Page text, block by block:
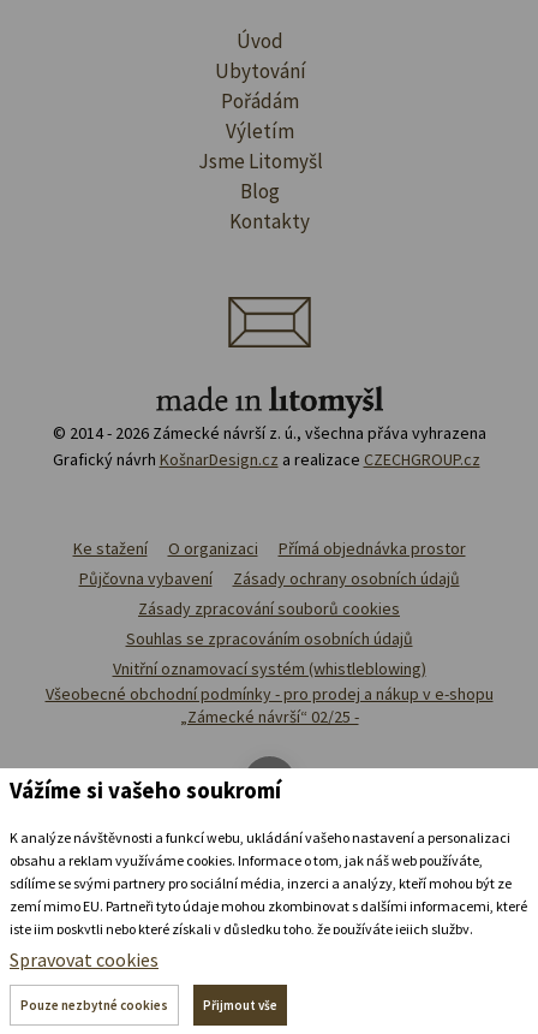
Ubytovat se v
+420 739 337 992
Úvod
Ubytování
Pořádám
Výletím
Jsme Litomyšl
Blog
Kontakty
© 2014 - 2026 Zámecké návrší z. ú., všechna přáva vyhrazena
Grafický návrh KošnarDesign.cz a realizace CZECHGROUP.cz
Ke stažení O organizaci
Přímá objednávka prostor
Půjčovna vybavení
Zásady ochrany osobních údajů
Zásady zpracování souborů cookies
Souhlas se zpracováním osobních údajů
Vnitřní oznamovací systém (whistleblowing)
Všeobecné obchodní podmínky - pro prodej a nákup v e-shopu
„Zámecké návrší“ 02/25 -
Vážíme si vašeho soukromí
K analýze návštěvnosti a funkcí webu, ukládání vašeho nastavení a personalizaci
obsahu a reklam využíváme cookies. Informace o tom, jak náš web používáte,
sdílíme se svými partnery pro sociální média, inzerci a analýzy, kteří mohou být ze
zemí mimo EU. Partneři tyto údaje mohou zkombinovat s dalšími informacemi, které
jste jim poskytli nebo které získali v důsledku toho, že používáte jejich služby.
Podrobné informace
Spravovat cookies
Pouze nezbytné cookies Přijmout vše